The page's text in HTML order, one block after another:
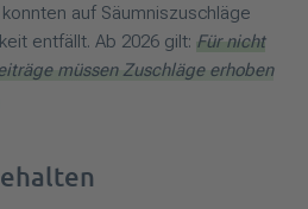
auf Säumniszuschläge
entfällt. Ab 2026 gilt: Für nicht
müssen Zuschläge erhoben